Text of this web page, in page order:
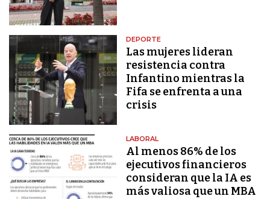
DEPORTE
Las mujeres lideran
resistencia contra
Infantino mientras la
Fifa se enfrenta a una
crisis
LABORAL
Al menos 86% de los
ejecutivos financieros
consideran que la IA es
más valiosa que un MBA